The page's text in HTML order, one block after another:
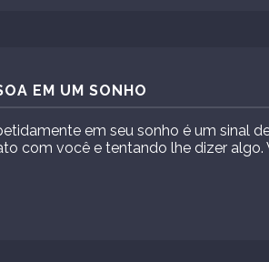
EM UM SONHO
em seu sonho é um sinal
com você e tentando lhe dizer algo.